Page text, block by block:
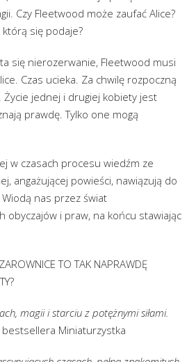
Czy Fleetwood może zaufać Alice?
się podaje?
się nierozerwanie, Fleetwood musi
Czas ucieka. Za chwilę rozpoczną
Życie jednej i drugiej kobiety jest
prawdę. Tylko one mogą
w czasach procesu wiedźm ze
angażującej powieści, nawiązują do
nas przez świat
obyczajów i praw, na końcu stawiając
TO TAK NAPRAWDĘ
magii i starciu z potężnymi siłami.
Miniaturzystka